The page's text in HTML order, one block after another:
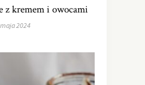
z kremem i owocami
2024